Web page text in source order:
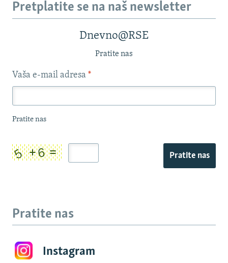
Pretplatite se na naš newsletter
Dnevno@RSE
Pratite nas
Vaša e-mail adresa *
Pratite nas
Pratite nas
Pratite nas
Instagram